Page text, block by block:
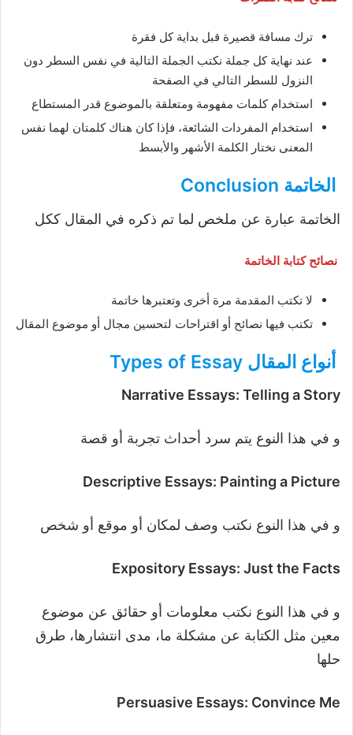
ترك مسافة قصيرة قبل بداية كل فقرة
عند نهاية كل جملة نكتب الجملة التالية في نفس السطر دون
النزول للسطر التالي في الصفحة
استخدام كلمات مفهومة ومتعلقة بالموضوع قدر المستطاع
استخدام المفردات الشائعة، فإذا كان هناك كلمتان لهما نفس
المعنى نختار الكلمة الأشهر والأبسط
الخاتمة Conclusion
الخاتمة عبارة عن ملخص لما تم ذكره في المقال ككل
نصائح كتابة الخاتمة
لا تكتب المقدمة مرة أخرى وتعتبرها خاتمة
تكتب فيها نصائح أو اقتراحات لتحسين مجال أو موضوع المقال
أنواع المقال Types of Essay
Narrative Essays: Telling a Story
و في هذا النوع يتم سرد أحداث تجربة أو قصة
Descriptive Essays: Painting a Picture
و في هذا النوع نكتب وصف لمكان أو موقع أو شخص
Expository Essays: Just the Facts
و في هذا النوع نكتب معلومات أو حقائق عن موضوع
معين مثل الكتابة عن مشكلة ما، مدى انتشارها، طرق
حلها
Persuasive Essays: Convince Me